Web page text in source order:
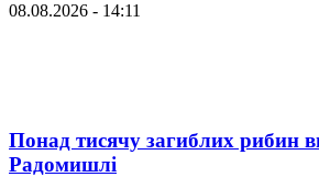
08.08.2026 - 14:11
Понад тисячу загиблих рибин
Радомишлі